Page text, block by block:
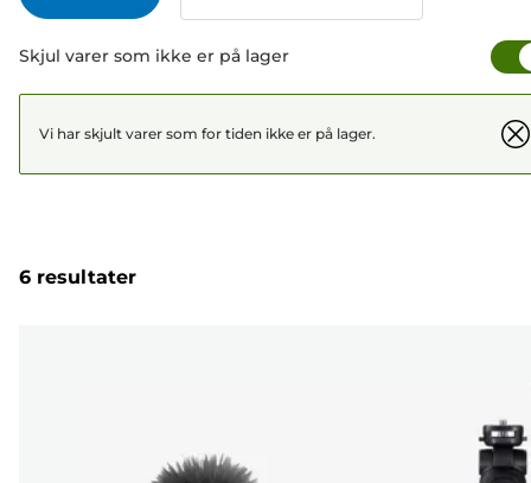
Skjul varer som ikke er på lager
Vi har skjult varer som for tiden ikke er på lager.
6 resultater